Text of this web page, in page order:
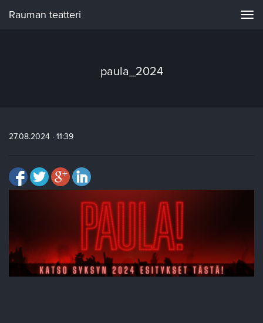
Rauman teatteri
paula_2024
27.08.2024 · 11:39